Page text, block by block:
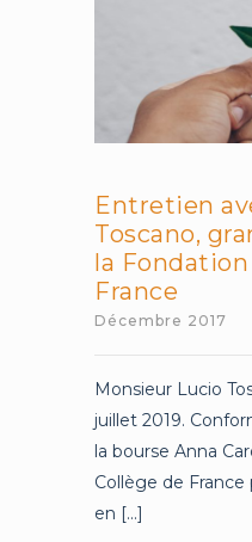
Entretien
Toscano,
la
France
Décembre 2017
Monsieur Lucio
juillet 2019.
la bourse Anna
Collège de
en [...]